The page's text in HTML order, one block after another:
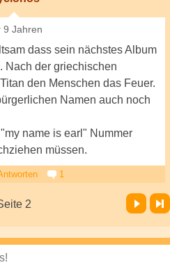
9 Jahren
dass sein nächstes Album
Nach der griechischen
den Menschen das Feuer.
Namen auch noch
name is earl" Nummer
müssen.
1
2
Letzte Seite